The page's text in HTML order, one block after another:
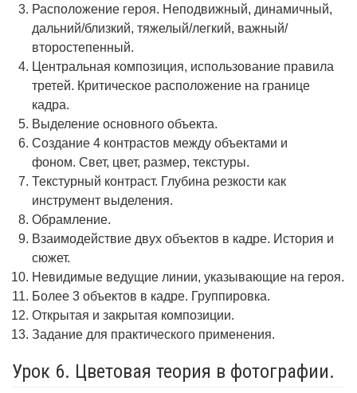
Расположение героя. Неподвижный, динамичный,
дальний/близкий, тяжелый/легкий, важный/
второстепенный.
Центральная композиция, использование правила
третей. Критическое расположение на границе
кадра.
Выделение основного объекта.
Создание 4 контрастов между объектами и
фоном. Свет, цвет, размер, текстуры.
Текстурный контраст. Глубина резкости как
инструмент выделения.
Обрамление.
Взаимодействие двух объектов в кадре. История и
сюжет.
Невидимые ведущие линии, указывающие на героя.
Более 3 объектов в кадре. Группировка.
Открытая и закрытая композиции.
Задание для практического применения.
Урок 6. Цветовая теория в фотографии.